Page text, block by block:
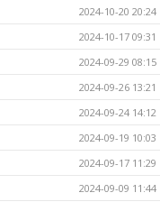
2024-10-20 20:24
2024-10-17 09:31
2024-09-29 08:15
2024-09-26 13:21
2024-09-24 14:12
2024-09-19 10:03
2024-09-17 11:29
2024-09-09 11:44